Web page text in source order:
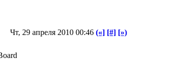
Чт, 29 апреля 2010 00:46 («] [#] [»)